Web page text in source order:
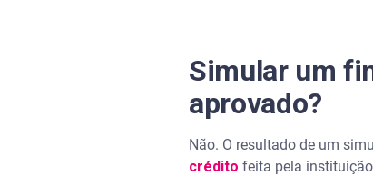
Simular um
aprovado?
Não. O resultado de um
crédito feita pela